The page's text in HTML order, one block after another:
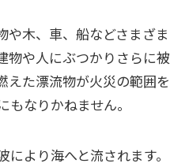
や木、車、船などさまざま
物や人にぶつかりさらに被
えた漂流物が火災の範囲を
なりかねません。
より海へと流されます。